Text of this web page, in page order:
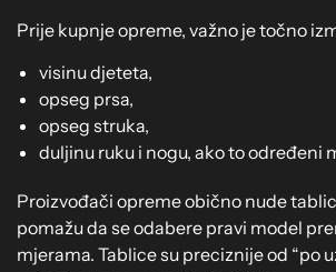
Prije kupnje opreme, važno je točno
visinu djeteta,
opseg prsa,
opseg struka,
duljinu ruku i nogu, ako to određeni
Proizvođači opreme obično nude
pomažu da se odabere pravi model
mjerama. Tablice su preciznije od “po